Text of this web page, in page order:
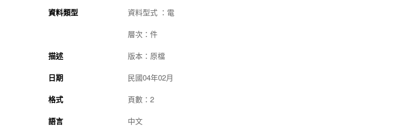
資料類型 資料型式 ：電
層次：件
描述 版本：原檔
日期 民國04年02月
格式 頁數：2
語言 中文